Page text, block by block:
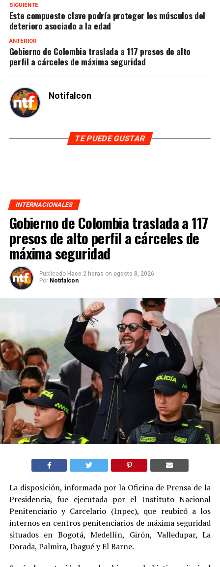
SIGUIENTE
Este compuesto clave podría proteger los músculos del
deterioro asociado a la edad
ANTERIOR
Gobierno de Colombia traslada a 117 presos de alto
perfil a cárceles de máxima seguridad
Notifalcon
TE PUEDE GUSTAR
INTERNACIONALES
Gobierno de Colombia traslada a 117
presos de alto perfil a cárceles de
máxima seguridad
Publicado Hace 2 horas on agosto 8, 2026
Por Notifalcon
La disposición, informada por la Oficina de Prensa de la
Presidencia, fue ejecutada por el Instituto Nacional
Penitenciario y Carcelario (Inpec), que reubicó a los
internos en centros penitenciarios de máxima seguridad
situados en Bogotá, Medellín, Girón, Valledupar, La
Dorada, Palmira, Ibagué y El Barne.